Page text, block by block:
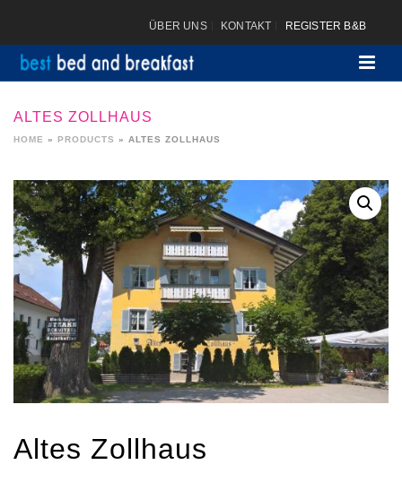
ÜBER UNS KONTAKT REGISTER B&B
ALTES ZOLLHAUS
HOME » PRODUCTS » ALTES ZOLLHAUS
Altes Zollhaus